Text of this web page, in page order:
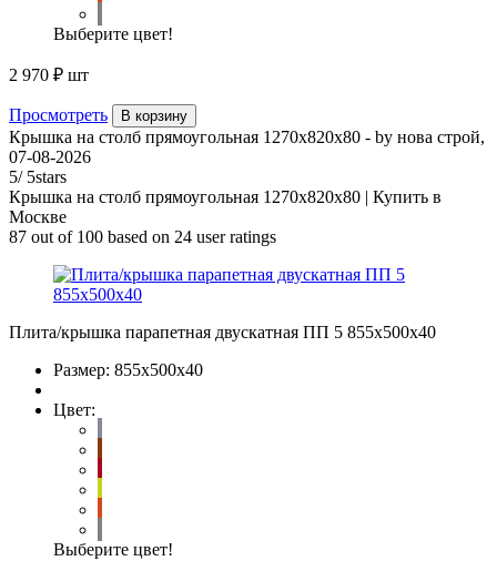
Выберите цвет!
2 970 ₽ шт
Просмотреть В корзину
Крышка на столб прямоугольная 1270х820х80 - by нова строй,
07-08-2026
5/ 5stars
Крышка на столб прямоугольная 1270х820х80 | Купить в
Москве
87 out of 100 based on 24 user ratings
Плита/крышка парапетная двускатная ПП 5 855х500х40
Размер: 855х500х40
Цвет:
Выберите цвет!